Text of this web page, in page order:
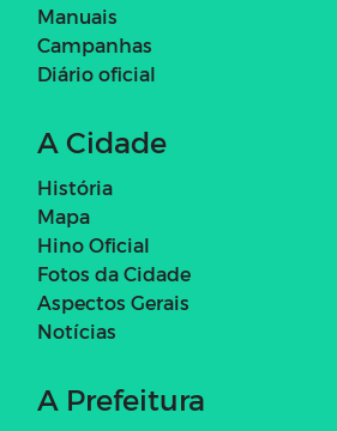
Manuais
Campanhas
Diário oficial
A Cidade
História
Mapa
Hino Oficial
Fotos da Cidade
Aspectos Gerais
Notícias
A Prefeitura